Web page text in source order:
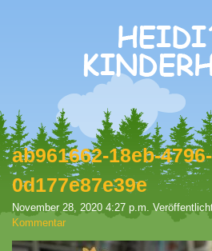
ab961662-18eb-
0d177e87e39e
November 28, 2020 4:27 p.m.
Kommentar